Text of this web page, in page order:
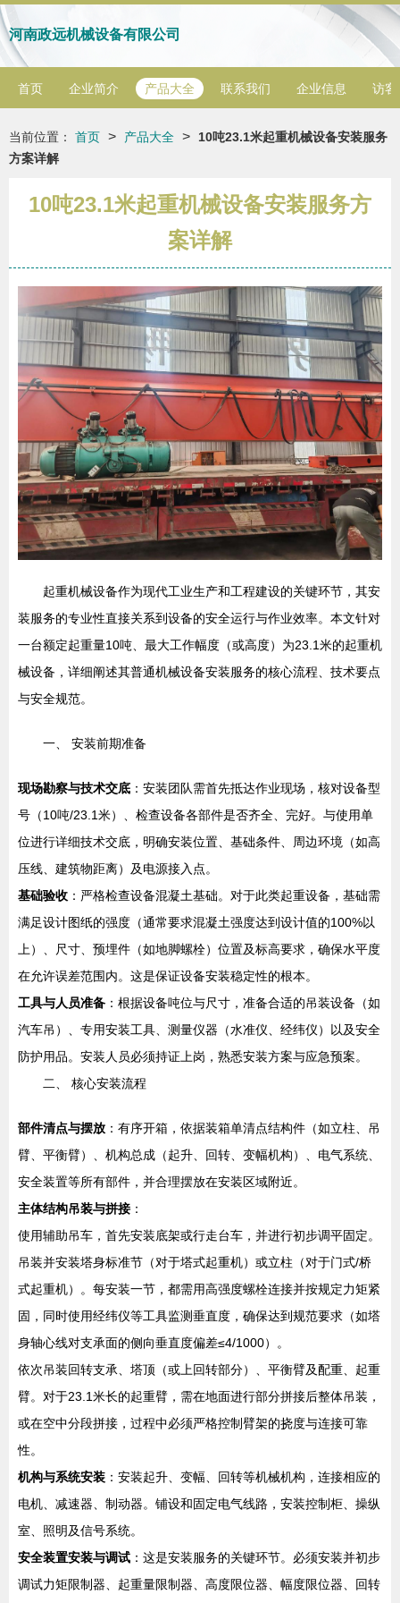
河南政远机械设备有限公司
首页 企业简介 产品大全 联系我们 企业信息 访客
当前位置： 首页 > 产品大全 >
10吨23.1米起重机械设备安装服务
方案详解
10吨23.1米起重机械设备安装服务方
案详解
起重机械设备作为现代工业生产和工程建设的关键环节，其安
装服务的专业性直接关系到设备的安全运行与作业效率。本文针对
一台额定起重量10吨、最大工作幅度（或高度）为23.1米的起重机
械设备，详细阐述其普通机械设备安装服务的核心流程、技术要点
与安全规范。
一、 安装前期准备
现场勘察与技术交底 ：安装团队需首先抵达作业现场，核对设备型
号（10吨/23.1米）、检查设备各部件是否齐全、完好。与使用单
位进行详细技术交底，明确安装位置、基础条件、周边环境（如高
压线、建筑物距离）及电源接入点。
基础验收 ：严格检查设备混凝土基础。对于此类起重设备，基础需
满足设计图纸的强度（通常要求混凝土强度达到设计值的100%以
上）、尺寸、预埋件（如地脚螺栓）位置及标高要求，确保水平度
在允许误差范围内。这是保证设备安装稳定性的根本。
工具与人员准备 ：根据设备吨位与尺寸，准备合适的吊装设备（如
汽车吊）、专用安装工具、测量仪器（水准仪、经纬仪）以及安全
防护用品。安装人员必须持证上岗，熟悉安装方案与应急预案。
二、 核心安装流程
部件清点与摆放 ：有序开箱，依据装箱单清点结构件（如立柱、吊
臂、平衡臂）、机构总成（起升、回转、变幅机构）、电气系统、
安全装置等所有部件，并合理摆放在安装区域附近。
主体结构吊装与拼接 ：
使用辅助吊车，首先安装底架或行走台车，并进行初步调平固定。
吊装并安装塔身标准节（对于塔式起重机）或立柱（对于门式/桥
式起重机）。每安装一节，都需用高强度螺栓连接并按规定力矩紧
固，同时使用经纬仪等工具监测垂直度，确保达到规范要求（如塔
身轴心线对支承面的侧向垂直度偏差≤4/1000）。
依次吊装回转支承、塔顶（或上回转部分）、平衡臂及配重、起重
臂。对于23.1米长的起重臂，需在地面进行部分拼接后整体吊装，
或在空中分段拼接，过程中必须严格控制臂架的挠度与连接可靠
性。
机构与系统安装 ：安装起升、变幅、回转等机械机构，连接相应的
电机、减速器、制动器。铺设和固定电气线路，安装控制柜、操纵
室、照明及信号系统。
安全装置安装与调试 ：这是安装服务的关键环节。必须安装并初步
调试力矩限制器、起重量限制器、高度限位器、幅度限位器、回转